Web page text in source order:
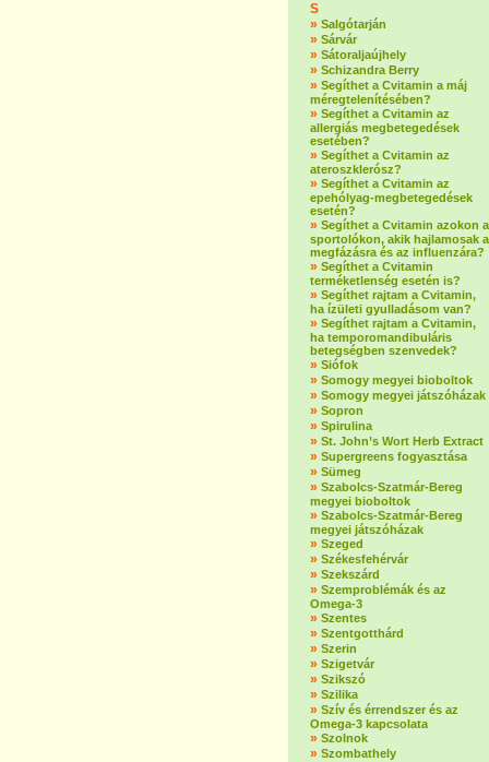
S
» Salgótarján
» Sárvár
» Sátoraljaújhely
» Schizandra Berry
» Segíthet a Cvitamin a máj
méregtelenítésében?
» Segíthet a Cvitamin az
allergiás megbetegedések
esetében?
» Segíthet a Cvitamin az
ateroszklerósz?
» Segíthet a Cvitamin az
epehólyag-megbetegedések
esetén?
» Segíthet a Cvitamin azokon a
sportolókon, akik hajlamosak a
megfázásra és az influenzára?
» Segíthet a Cvitamin
terméketlenség esetén is?
» Segíthet rajtam a Cvitamin,
ha ízületi gyulladásom van?
» Segíthet rajtam a Cvitamin,
ha temporomandibuláris
betegségben szenvedek?
» Siófok
» Somogy megyei bioboltok
» Somogy megyei játszóházak
» Sopron
» Spirulina
» St. John’s Wort Herb Extract
» Supergreens fogyasztása
» Sümeg
» Szabolcs-Szatmár-Bereg
megyei bioboltok
» Szabolcs-Szatmár-Bereg
megyei játszóházak
» Szeged
» Székesfehérvár
» Szekszárd
» Szemproblémák és az
Omega-3
» Szentes
» Szentgotthárd
» Szerin
» Szigetvár
» Szikszó
» Szilika
» Szív és érrendszer és az
Omega-3 kapcsolata
» Szolnok
» Szombathely